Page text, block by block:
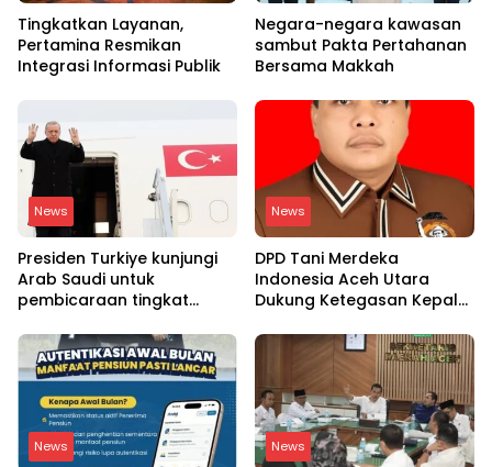
Tingkatkan Layanan,
Pertamina Resmikan
Integrasi Informasi Publik
Negara-negara kawasan
sambut Pakta Pertahanan
Bersama Makkah
News
Presiden Turkiye kunjungi
Arab Saudi untuk
pembicaraan tingkat
mahkota Saudi dan PM
Pakistan
News
DPD Tani Merdeka
Indonesia Aceh Utara
Dukung Ketegasan Kepala
SPPG
News News